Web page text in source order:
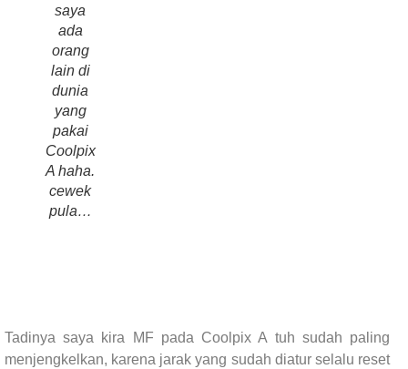
saya
ada
orang
lain di
dunia
yang
pakai
Coolpix
A haha.
cewek
pula…
Tadinya saya kira MF pada Coolpix A tuh sudah paling
menjengkelkan, karena jarak yang sudah diatur selalu reset